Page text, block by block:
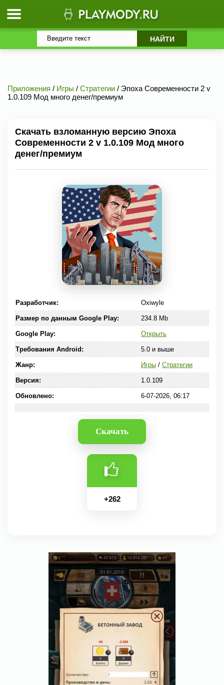
Приложения / Игры / Стратегии / Эпоха Современности 2 v
1.0.109 Мод много денег/премиум
Скачать взломанную версию Эпоха
Современности 2 v 1.0.109 Мод много
денег/премиум
Разработчик: Oxiwyle
Размер по данным Google Play: 234.8 Mb
Google Play: Открыть
Требования Android: 5.0 и выше
Жанр: Игры/ Стратегии
Версия: 1.0.109
Обновлено: 6-07-2026, 06:17
Скачать
+262